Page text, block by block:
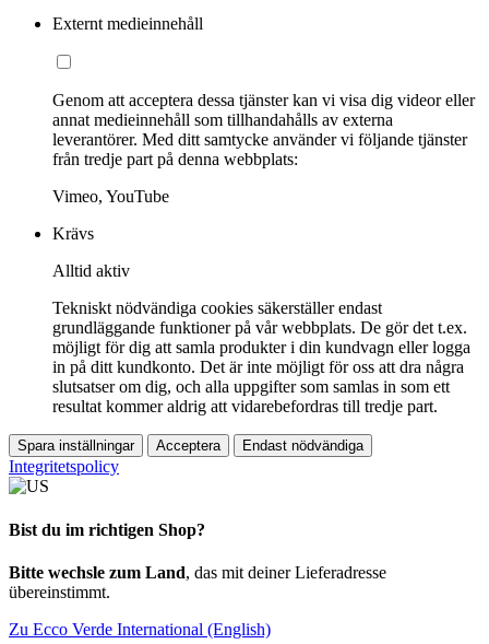
Externt medieinnehåll
Genom att acceptera dessa tjänster kan vi visa dig videor eller
annat medieinnehåll som tillhandahålls av externa
leverantörer. Med ditt samtycke använder vi följande tjänster
från tredje part på denna webbplats:
Vimeo, YouTube
Krävs
Alltid aktiv
Tekniskt nödvändiga cookies säkerställer endast
grundläggande funktioner på vår webbplats. De gör det t.ex.
möjligt för dig att samla produkter i din kundvagn eller logga
in på ditt kundkonto. Det är inte möjligt för oss att dra några
slutsatser om dig, och alla uppgifter som samlas in som ett
resultat kommer aldrig att vidarebefordras till tredje part.
Spara inställningar Acceptera Endast nödvändiga
Integritetspolicy
Bist du im richtigen Shop?
Bitte wechsle zum Land, das mit deiner Lieferadresse
übereinstimmt.
Zu Ecco Verde International (English)